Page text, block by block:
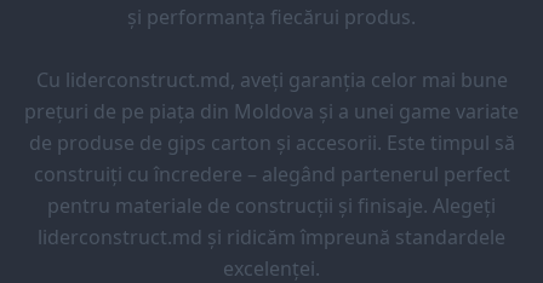
și performanța fiecărui produs.
Cu liderconstruct.md, aveți garanția celor mai bune
prețuri de pe piața din Moldova și a unei game variate
de produse de gips carton și accesorii. Este timpul să
construiți cu încredere – alegând partenerul perfect
pentru materiale de construcții și finisaje. Alegeți
liderconstruct.md și ridicăm împreună standardele
excelenței.